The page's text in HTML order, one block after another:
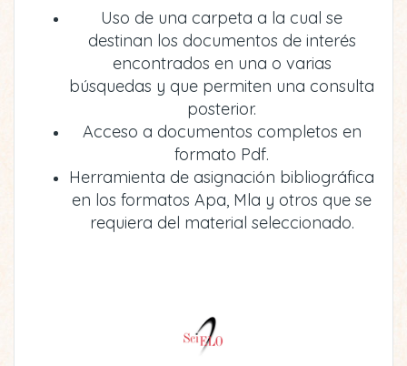
Uso de una carpeta a la cual se
destinan los documentos de interés
encontrados en una o varias
búsquedas y que permiten una consulta
posterior.
Acceso a documentos completos en
formato Pdf.
Herramienta de asignación bibliográfica
en los formatos Apa, Mla y otros que se
requiera del material seleccionado.